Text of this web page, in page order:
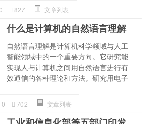
827 文章列表
什么是计算机的自然语言理解
自然语言理解是计算机科学领域与人工
智能领域中的一个重要方向。它研究能
实现人与计算机之间用自然语言进行有
效通信的各种理论和方法。研究用电子
0 702 文章列表